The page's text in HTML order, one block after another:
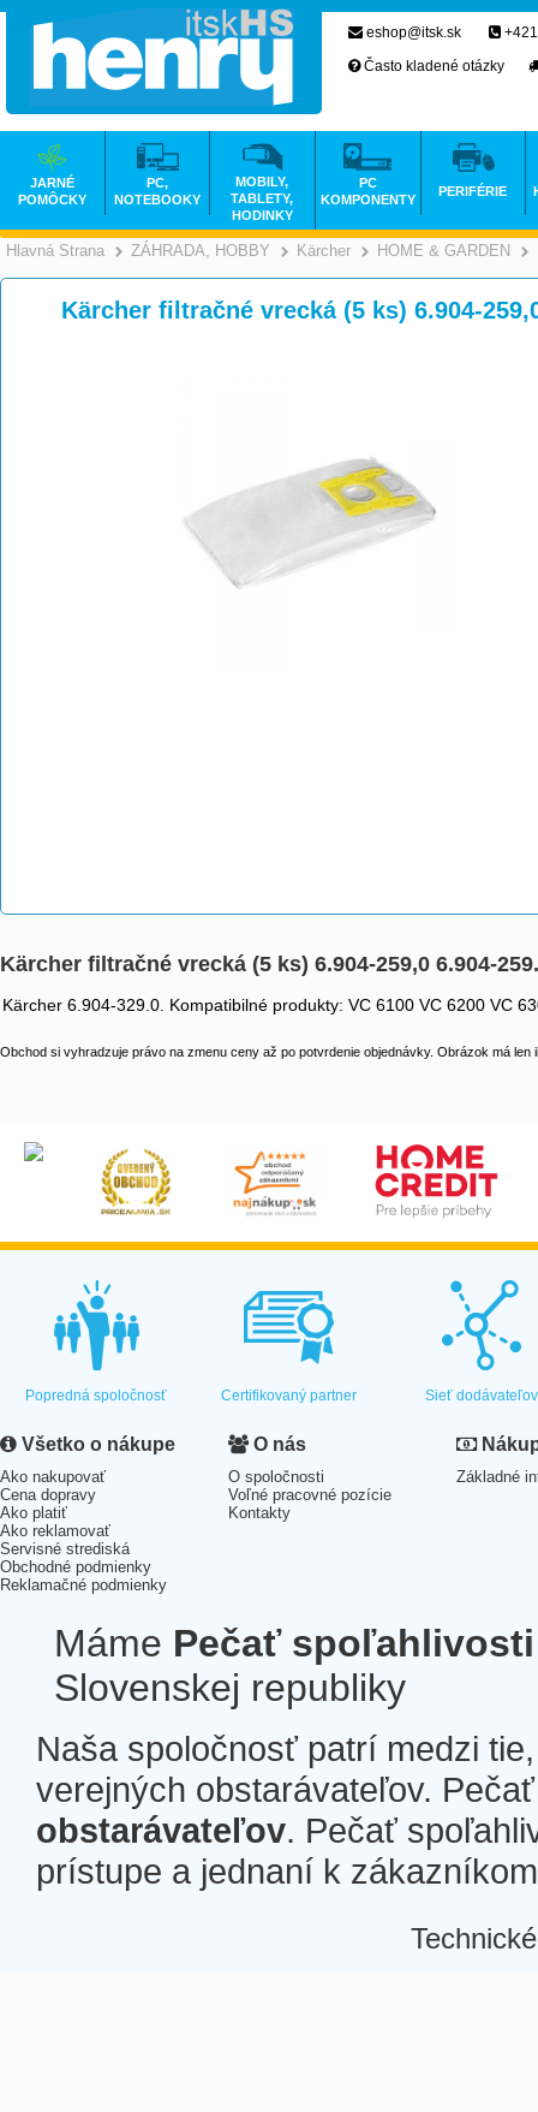
Hlavná Strana >
ZÁHRADA, HOBBY >
Kärcher >
HOME & GARDEN
Kärcher filtračné vrecká (5 ks) 6.904-
Kärcher filtračné vrecká (5 ks) 6.904-259,0 6.904-
Kärcher 6.904-329.0. Kompatibilné produkty: VC 6100 VC 6200 VC
Obchod si vyhradzuje právo na zmenu ceny až po potvrdenie objednávky. Obrázok má len
eshop@itsk.sk
Často kladené otázky
JARNÉ
POMÔCKY
PC,
NOTEBOOKY
MOBILY,
TABLETY,
HODINKY
PC
KOMPONENTY
PERIFÉRIE
Popredná spoločnosť Certifikovaný partner Sieť dodávateľov
Všetko o nákupe
Ako nakupovať
Cena dopravy
Ako platiť
Ako reklamovať
Servisné strediská
Obchodné podmienky
Reklamačné podmienky
O nás
O spoločnosti
Voľné pracovné pozície
Kontakty
Základné
Máme Pečať spoľahlivosti
Slovenskej republiky
Naša spoločnosť patrí medzi
verejných obstarávateľov.
obstarávateľov. Pečať
prístupe a jednaní k